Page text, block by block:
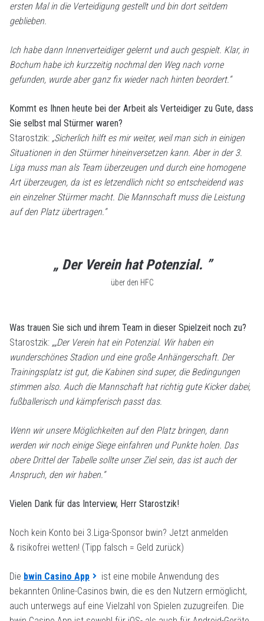
ersten Mal in die Verteidigung gestellt und bin dort seitdem
geblieben.
Ich habe dann Innenverteidiger gelernt und auch gespielt. Klar, in
Bochum habe ich kurzzeitig nochmal den Weg nach vorne
gefunden, wurde aber ganz fix wieder nach hinten beordert.“
Kommt es Ihnen heute bei der Arbeit als Verteidiger zu Gute, dass
Sie selbst mal Stürmer waren?
Starostzik: „Sicherlich hilft es mir weiter, weil man sich in einigen
Situationen in den Stürmer hineinversetzen kann. Aber in der 3.
Liga muss man als Team überzeugen und durch eine homogene
Art überzeugen, da ist es letzendlich nicht so entscheidend was
ein einzelner Stürmer macht. Die Mannschaft muss die Leistung
auf den Platz übertragen.“
„ Der Verein hat Potenzial. ”
über den HFC
Was trauen Sie sich und ihrem Team in dieser Spielzeit noch zu?
Starostzik: „„Der Verein hat ein Potenzial. Wir haben ein
wunderschönes Stadion und eine große Anhängerschaft. Der
Trainingsplatz ist gut, die Kabinen sind super, die Bedingungen
stimmen also. Auch die Mannschaft hat richtig gute Kicker dabei,
fußballerisch und kämpferisch passt das.
Wenn wir unsere Möglichkeiten auf den Platz bringen, dann
werden wir noch einige Siege einfahren und Punkte holen. Das
obere Drittel der Tabelle sollte unser Ziel sein, das ist auch der
Anspruch, den wir haben.“
Vielen Dank für das Interview, Herr Starostzik!
Noch kein Konto bei 3.Liga-Sponsor bwin? Jetzt anmelden
& risikofrei wetten! (Tipp falsch = Geld zurück)
Die bwin Casino App
ist eine mobile Anwendung des
bekannten Online-Casinos bwin, die es den Nutzern ermöglicht,
auch unterwegs auf eine Vielzahl von Spielen zuzugreifen. Die